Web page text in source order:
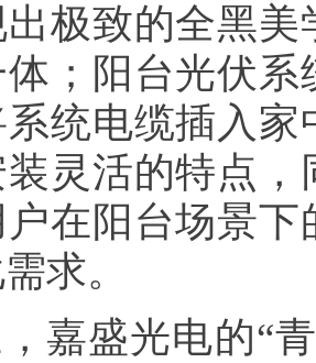
极致的全黑
；阳台光伏
统电缆插入
灵活的特点
在阳台场景
求。
嘉盛光电的“